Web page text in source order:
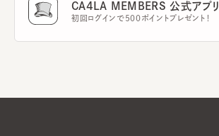
CA4LA MEMBERS 公式アプリ
初回ログインで500ポイントプレゼント！